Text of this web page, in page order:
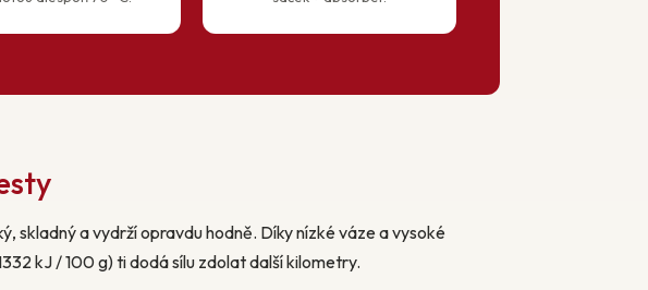
skladný a vydrží opravdu hodně. Díky nízké váze a vysoké
kJ / 100 g) ti dodá sílu zdolat další kilometry.